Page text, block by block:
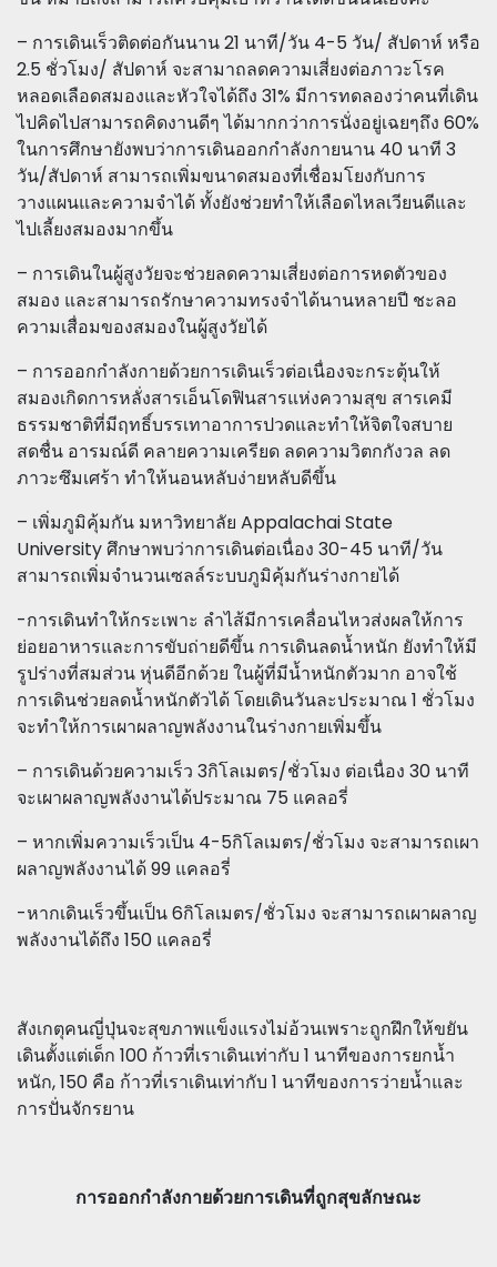
– การเดินเร็วติดต่อกันนาน 21 นาที/วัน 4-5 วัน/ สัปดาห์ หรือ
2.5 ชั่วโมง/ สัปดาห์ จะสามาถลดความเสี่ยงต่อภาวะโรค
หลอดเลือดสมองและหัวใจได้ถึง 31% มีการทดลองว่าคนที่เดิน
ไปคิดไปสามารถคิดงานดีๆ ได้มากกว่าการนั่งอยู่เฉยๆถึง 60%
ในการศึกษายังพบว่าการเดินออกกำลังกายนาน 40 นาที 3
วัน/สัปดาห์ สามารถเพิ่มขนาดสมองที่เชื่อมโยงกับการ
วางแผนและความจำได้ ทั้งยังช่วยทำให้เลือดไหลเวียนดีและ
ไปเลี้ยงสมองมากขึ้น
– การเดินในผู้สูงวัยจะช่วยลดความเสี่ยงต่อการหดตัวของ
สมอง และสามารถรักษาความทรงจำได้นานหลายปี ชะลอ
ความเสื่อมของสมองในผู้สูงวัยได้
– การออกกำลังกายด้วยการเดินเร็วต่อเนื่องจะกระตุ้นให้
สมองเกิดการหลั่งสารเอ็นโดฟินสารแห่งความสุข สารเคมี
ธรรมชาติที่มีฤทธิ์บรรเทาอาการปวดและทำให้จิตใจสบาย
สดชื่น อารมณ์ดี คลายความเครียด ลดความวิตกกังวล ลด
ภาวะซึมเศร้า ทำให้นอนหลับง่ายหลับดีขึ้น
– เพิ่มภูมิคุ้มกัน มหาวิทยาลัย Appalachai State
University ศึกษาพบว่าการเดินต่อเนื่อง 30-45 นาที/วัน
สามารถเพิ่มจำนวนเซลล์ระบบภูมิคุ้มกันร่างกายได้
-การเดินทำให้กระเพาะ ลำไส้มีการเคลื่อนไหวส่งผลให้การ
ย่อยอาหารและการขับถ่ายดีขึ้น การเดินลดน้ำหนัก ยังทำให้มี
รูปร่างที่สมส่วน หุ่นดีอีกด้วย ในผู้ที่มีน้ำหนักตัวมาก อาจใช้
การเดินช่วยลดน้ำหนักตัวได้ โดยเดินวันละประมาณ 1 ชั่วโมง
จะทำให้การเผาผลาญพลังงานในร่างกายเพิ่มขึ้น
– การเดินด้วยความเร็ว 3กิโลเมตร/ชั่วโมง ต่อเนื่อง 30 นาที
จะเผาผลาญพลังงานได้ประมาณ 75 แคลอรี่
– หากเพิ่มความเร็วเป็น 4-5กิโลเมตร/ชั่วโมง จะสามารถเผา
ผลาญพลังงานได้ 99 แคลอรี่
-หากเดินเร็วขึ้นเป็น 6กิโลเมตร/ชั่วโมง จะสามารถเผาผลาญ
พลังงานได้ถึง 150 แคลอรี่
สังเกตุคนญี่ปุ่นจะสุขภาพแข็งแรงไม่อ้วนเพราะถูกฝึกให้ขยัน
เดินตั้งแต่เด็ก 100 ก้าวที่เราเดินเท่ากับ 1 นาทีของการยกน้ำ
หนัก, 150 คือ ก้าวที่เราเดินเท่ากับ 1 นาทีของการว่ายน้ำและ
การปั่นจักรยาน
การออกกำลังกายด้วยการเดินที่ถูกสุขลักษณะ